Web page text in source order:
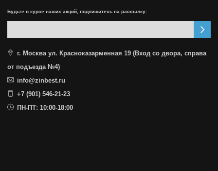
Будьте в курсе наших акций, подпишитесь на рассылку:
г. Москва ул. Красноказарменная 19 (Вход со двора, справа
от подъезда №4)
info@zinbest.ru
+7 (901) 546-21-23
ПН-ПТ: 10:00-18:00